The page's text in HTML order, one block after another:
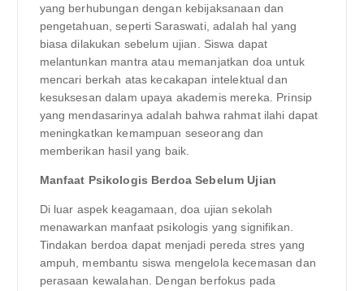
yang berhubungan dengan kebijaksanaan dan
pengetahuan, seperti Saraswati, adalah hal yang
biasa dilakukan sebelum ujian. Siswa dapat
melantunkan mantra atau memanjatkan doa untuk
mencari berkah atas kecakapan intelektual dan
kesuksesan dalam upaya akademis mereka. Prinsip
yang mendasarinya adalah bahwa rahmat ilahi dapat
meningkatkan kemampuan seseorang dan
memberikan hasil yang baik.
Manfaat Psikologis Berdoa Sebelum Ujian
Di luar aspek keagamaan, doa ujian sekolah
menawarkan manfaat psikologis yang signifikan.
Tindakan berdoa dapat menjadi pereda stres yang
ampuh, membantu siswa mengelola kecemasan dan
perasaan kewalahan. Dengan berfokus pada